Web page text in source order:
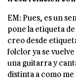
EM: Pues, es un
pone la etiqueta
creo desde
folclor ya se
una guitarra y
distinta a como